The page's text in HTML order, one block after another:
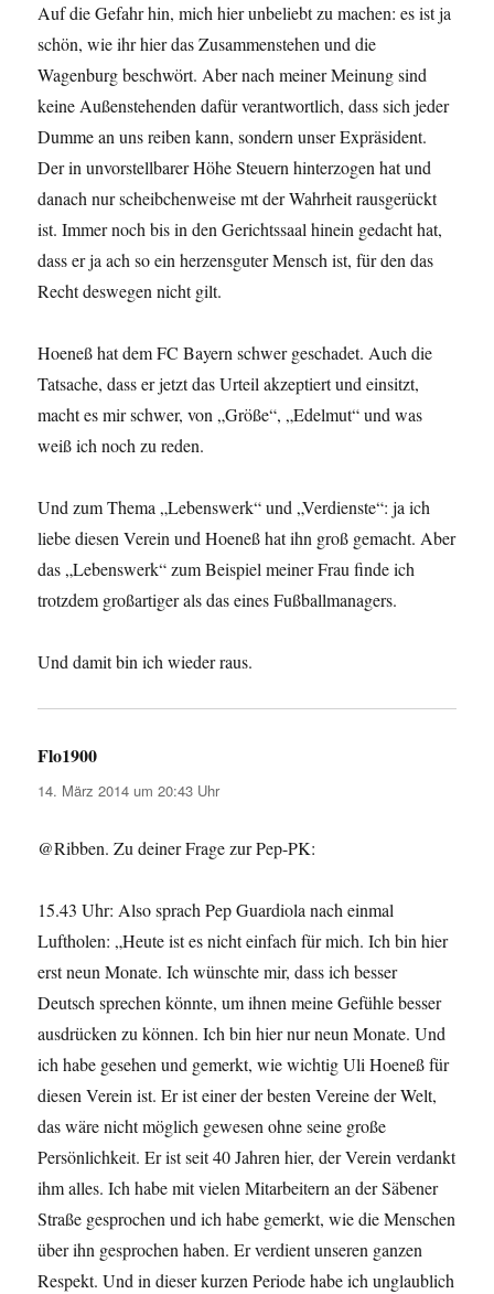
Auf die Gefahr hin, mich hier unbeliebt zu machen: es ist ja
schön, wie ihr hier das Zusammenstehen und die
Wagenburg beschwört. Aber nach meiner Meinung sind
keine Außenstehenden dafür verantwortlich, dass sich jeder
Dumme an uns reiben kann, sondern unser Expräsident.
Der in unvorstellbarer Höhe Steuern hinterzogen hat und
danach nur scheibchenweise mt der Wahrheit rausgerückt
ist. Immer noch bis in den Gerichtssaal hinein gedacht hat,
dass er ja ach so ein herzensguter Mensch ist, für den das
Recht deswegen nicht gilt.
Hoeneß hat dem FC Bayern schwer geschadet. Auch die
Tatsache, dass er jetzt das Urteil akzeptiert und einsitzt,
macht es mir schwer, von „Größe“, „Edelmut“ und was
weiß ich noch zu reden.
Und zum Thema „Lebenswerk“ und „Verdienste“: ja ich
liebe diesen Verein und Hoeneß hat ihn groß gemacht. Aber
das „Lebenswerk“ zum Beispiel meiner Frau finde ich
trotzdem großartiger als das eines Fußballmanagers.
Und damit bin ich wieder raus.
Flo1900
14. März 2014 um 20:43 Uhr
@Ribben. Zu deiner Frage zur Pep-PK:
15.43 Uhr: Also sprach Pep Guardiola nach einmal
Luftholen: „Heute ist es nicht einfach für mich. Ich bin hier
erst neun Monate. Ich wünschte mir, dass ich besser
Deutsch sprechen könnte, um ihnen meine Gefühle besser
ausdrücken zu können. Ich bin hier nur neun Monate. Und
ich habe gesehen und gemerkt, wie wichtig Uli Hoeneß für
diesen Verein ist. Er ist einer der besten Vereine der Welt,
das wäre nicht möglich gewesen ohne seine große
Persönlichkeit. Er ist seit 40 Jahren hier, der Verein verdankt
ihm alles. Ich habe mit vielen Mitarbeitern an der Säbener
Straße gesprochen und ich habe gemerkt, wie die Menschen
über ihn gesprochen haben. Er verdient unseren ganzen
Respekt. Und in dieser kurzen Periode habe ich unglaublich